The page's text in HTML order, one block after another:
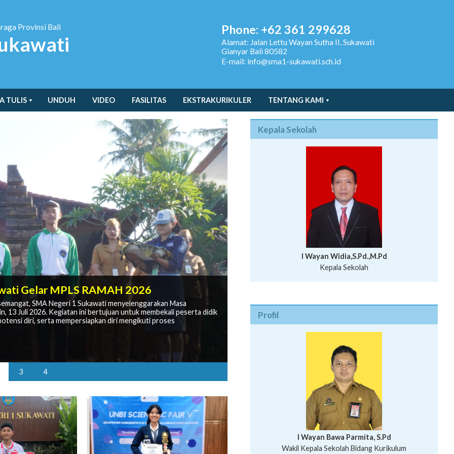
Provinsi Bali Phone: +62 361 299628
Alamat: Jalan Lettu Wayan Sutha II, Sukawati
Gianyar Bali 80582
E-mail: info@sma1-sukawati.sch.id
TULIS UNDUH VIDEO FASILITAS EKSTRAKURIKULER TENTANG KAMI
Semangat Kebersamaan
1 Sukawati yang dilaksanakan pada Jumat, 17 Juli 2026.
membangun semangat berprestasi dan karakter unggul di
Gelar MPLS RAMAH 2026
SMA Negeri 1 Sukawati menyelenggarakan Masa
13 Juli 2026. Kegiatan ini bertujuan untuk membekali peserta didik
diri, serta mempersiapkan diri mengikuti proses
1 Sukawati
dinyatakan diterima melalui Sistem Penerimaan Murid Baru
Kembali Bersekolah untuk Meraih Masa
SMA membuka kesempatan bagi masyarakat untuk melanjutkan
1 Sukawati sebagai sekolah induk penyelenggara di Provinsi
3 4
Kepala Sekolah
I Wayan Widia,S.Pd.,M.Pd
Kepala Sekolah
Profil
I Wayan Bawa Parmita, S.Pd
I Wayan Gede Aditya Pratita, S.Pd., M.Sn
Ni Wayan Nopi Sutantri, S.Pd.